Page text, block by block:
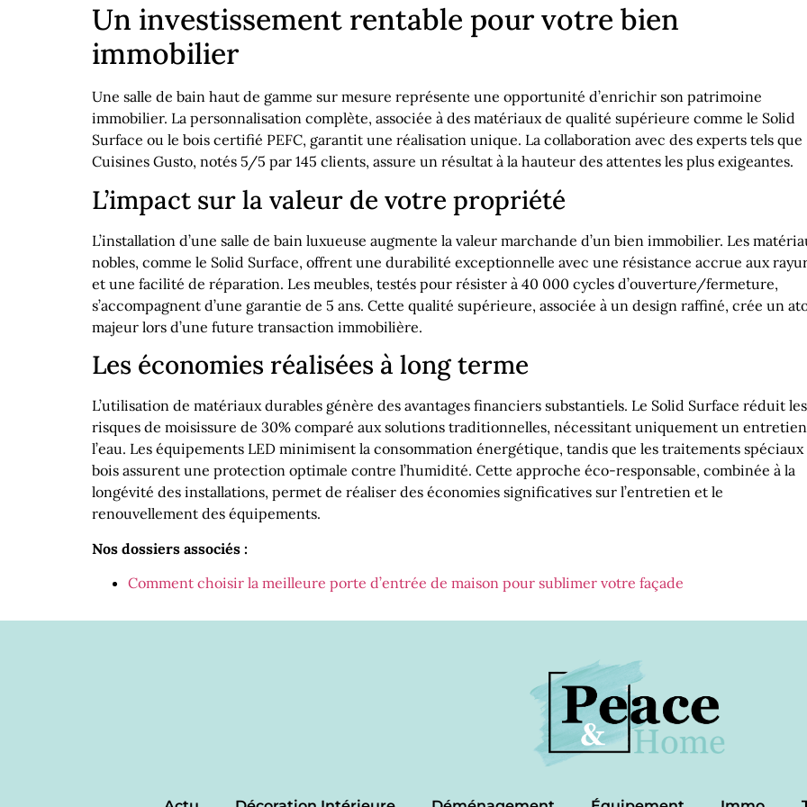
Un investissement rentable pour votre bien
immobilier
Une salle de bain haut de gamme sur mesure représente une opportunité d’enrichir son patrimoine
immobilier. La personnalisation complète, associée à des matériaux de qualité supérieure comme le Solid
Surface ou le bois certifié PEFC, garantit une réalisation unique. La collaboration avec des experts tels que
Cuisines Gusto, notés 5/5 par 145 clients, assure un résultat à la hauteur des attentes les plus exigeantes.
L’impact sur la valeur de votre propriété
L’installation d’une salle de bain luxueuse augmente la valeur marchande d’un bien immobilier. Les
nobles, comme le Solid Surface, offrent une durabilité exceptionnelle avec une résistance accrue aux
et une facilité de réparation. Les meubles, testés pour résister à 40 000 cycles d’ouverture/fermeture,
s’accompagnent d’une garantie de 5 ans. Cette qualité supérieure, associée à un design raffiné, crée un
majeur lors d’une future transaction immobilière.
Les économies réalisées à long terme
L’utilisation de matériaux durables génère des avantages financiers substantiels. Le Solid Surface réduit les
risques de moisissure de 30% comparé aux solutions traditionnelles, nécessitant uniquement un
l’eau. Les équipements LED minimisent la consommation énergétique, tandis que les traitements spéciaux
bois assurent une protection optimale contre l’humidité. Cette approche éco-responsable, combinée à la
longévité des installations, permet de réaliser des économies significatives sur l’entretien et le
renouvellement des équipements.
Nos dossiers associés :
Comment choisir la meilleure porte d’entrée de maison pour sublimer votre façade